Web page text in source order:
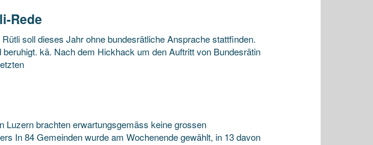
Rede
soll dieses Jahr ohne bundesrätliche Ansprache stattfinden.
kä. Nach dem Hickhack um den Auftritt von Bundesrätin
Luzern brachten erwartungsgemäss keine grossen
In 84 Gemeinden wurde am Wochenende gewählt, in 13 davon